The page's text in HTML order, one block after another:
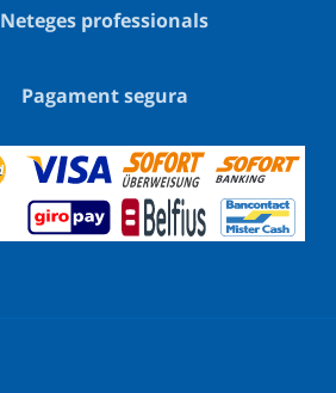
Neteges professionals
Pagament segura